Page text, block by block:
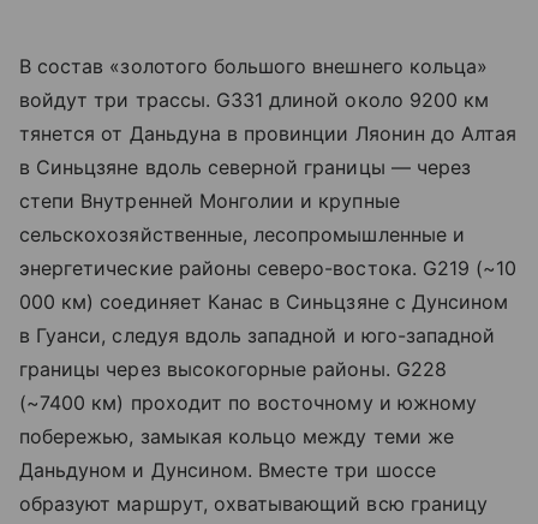
В состав «золотого большого внешнего кольца»
войдут три трассы. G331 длиной около 9200 км
тянется от Даньдуна в провинции Ляонин до Алтая
в Синьцзяне вдоль северной границы — через
степи Внутренней Монголии и крупные
сельскохозяйственные, лесопромышленные и
энергетические районы северо-востока. G219 (~10
000 км) соединяет Канас в Синьцзяне с Дунсином
в Гуанси, следуя вдоль западной и юго-западной
границы через высокогорные районы. G228
(~7400 км) проходит по восточному и южному
побережью, замыкая кольцо между теми же
Даньдуном и Дунсином. Вместе три шоссе
образуют маршрут, охватывающий всю границу